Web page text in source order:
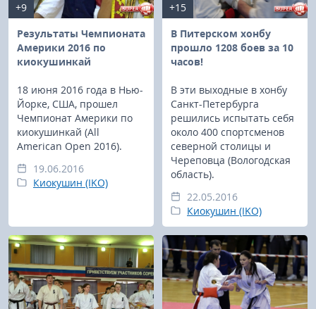
+9
Результаты Чемпионата
Америки 2016 по
киокушинкай
18 июня 2016 года в Нью-
Йорке, США, прошел
Чемпионат Америки по
киокушинкай (All
American Open 2016).
19.06.2016
Киокушин (IKO)
+15
В Питерском хонбу
прошло 1208 боев за 10
часов!
В эти выходные в хонбу
Санкт-Петербурга
решились испытать себя
около 400 спортсменов
северной столицы и
Череповца (Вологодская
область).
22.05.2016
Киокушин (IKO)